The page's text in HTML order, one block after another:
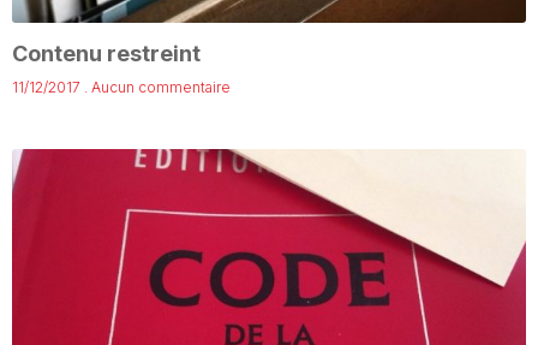
Contenu restreint
11/12/2017 Aucun commentaire